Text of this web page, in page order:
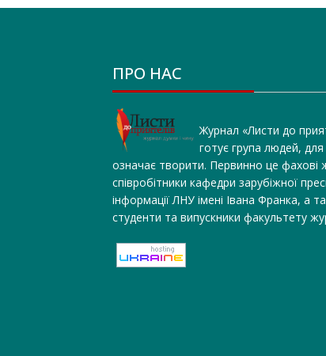
ПРО НАС
Журнал «Листи до
готує група людей,
означає творити. Первинно це фахові
співробітники кафедри зарубіжної
інформації ЛНУ імені Івана Франка, а
студенти та випускники факультету